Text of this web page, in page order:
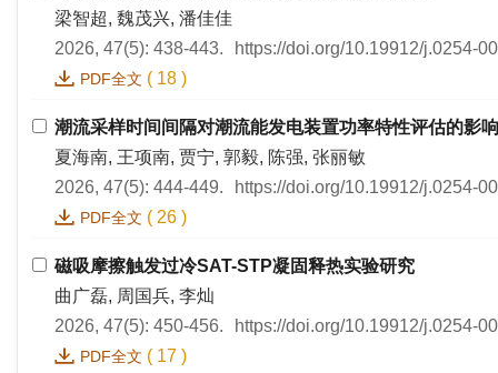
梁智超, 魏茂兴, 潘佳佳
2026, 47(5): 438-443.
https://doi.org/10.19912/j.0254-
PDF全文 ( 18 )
潮流采样时间间隔对潮流能发电装置功率特性评估的影
夏海南, 王项南, 贾宁, 郭毅, 陈强, 张丽敏
2026, 47(5): 444-449.
https://doi.org/10.19912/j.0254-
PDF全文 ( 26 )
磁吸摩擦触发过冷SAT-STP凝固释热实验研究
曲广磊, 周国兵, 李灿
2026, 47(5): 450-456.
https://doi.org/10.19912/j.0254-
PDF全文 ( 17 )